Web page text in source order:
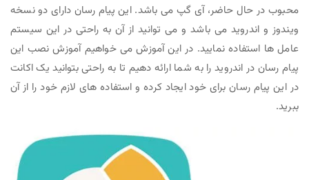
محبوب در حال حاضر، آی گپ می باشد. این پیام رسان دارای دو نسخه
ویندوز و اندروید می باشد و می توانید از آن به راحتی در این سیستم
عامل ها استفاده نمایید. در این آموزش می خواهیم آموزش نصب این
پیام رسان در اندروید را به شما ارائه دهیم تا به راحتی بتوانید یک اکانت
در این پیام رسان برای خود ایجاد کرده و استفاده های لازم خود را از آن
ببرید.